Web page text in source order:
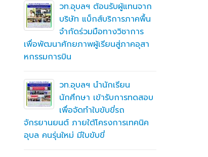
วท.อุบลฯ ต้อนรับผู้แทนจาก
บริษัท แบ็กส์บริการภาคพื้น
จำกัดร่วมมือทางวิชาการ
เพื่อพัฒนาศักยภาพผู้เรียนสู่ภาคอุสา
หกรรมการบิน
วท.อุบลฯ นำนักเรียน
นักศึกษา เข้ารับการทดสอบ
เพื่อจัดทำใบขับขี่รถ
จักรยานยนต์ ภายใต้โครงการเทคนิค
อุบล คนรุ่นใหม่ มีใบขับขี่